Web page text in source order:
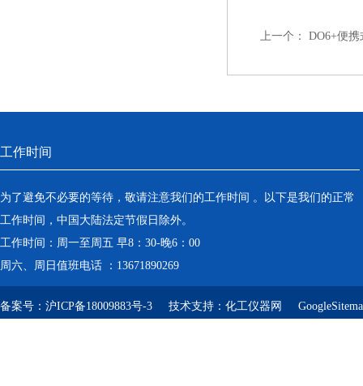
上一个： DO6+便
工作时间
为了避免不必要的等待，敬请注意我们的工作时间 。以下是我们的正常
工作时间，中国大陆法定节假日除外。
工作时间：周一至周五 早8：30-晚6：00
周六、周日值班电话 ：13671890269
备案号： 沪ICP备18009883号-3 技术支持： 化工仪器网